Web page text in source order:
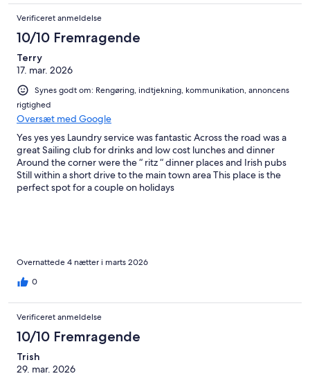
Verificeret anmeldelse
10/10 Fremragende
Terry
17. mar. 2026
Synes godt om: Rengøring, indtjekning, kommunikation, annoncens
rigtighed
Oversæt med Google
Yes yes yes Laundry service was fantastic Across the road was a
great Sailing club for drinks and low cost lunches and dinner
Around the corner were the “ ritz “ dinner places and Irish pubs
Still within a short drive to the main town area This place is the
perfect spot for a couple on holidays
Overnattede 4 nætter i marts 2026
0
Verificeret anmeldelse
10/10 Fremragende
Trish
29. mar. 2026